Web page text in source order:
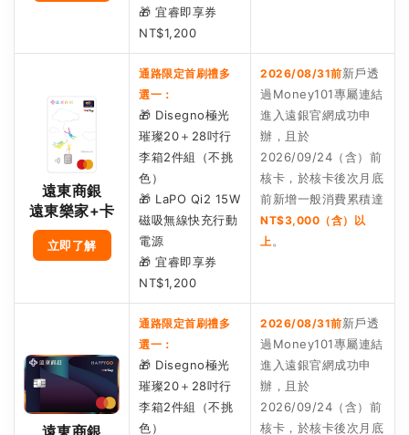
🎁 宜睿即享券
NT$1,200
遠東商銀
遠東樂家+卡
立即了解
通路限定首刷禮多
選一：
🎁 Disegno極光
璀璨20＋28吋行
李箱2件組（不挑
色）
🎁 LaPO Qi2 15W
磁吸無線快充行動
電源
🎁 宜睿即享券
NT$1,200
2026/08/31前新戶透
過Money101專屬連結
進入遠銀官網成功申
辦，且於
2026/09/24（含）前
核卡，於核卡後次月底
前新增一般消費累積達
NT$3,000（含）以
上 。
通路限定首刷禮多
選一：
🎁 Disegno極光
璀璨20＋28吋行
李箱2件組（不挑
色）
2026/08/31前新戶透
過Money101專屬連結
進入遠銀官網成功申
辦，且於
2026/09/24（含）前
核卡，於核卡後次月底